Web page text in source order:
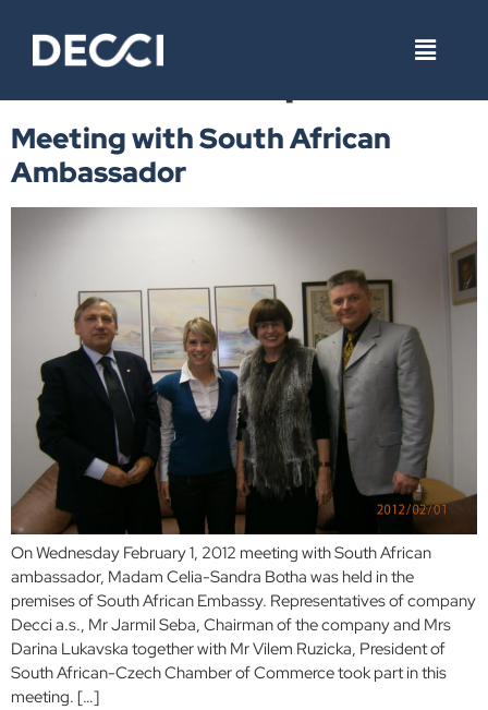
Tag:státní tendr v
Jihoafrické republice
Meeting with South African
Ambassador
On Wednesday February 1, 2012 meeting with South African
ambassador, Madam Celia-Sandra Botha was held in the
premises of South African Embassy. Representatives of company
Decci a.s., Mr Jarmil Seba, Chairman of the company and Mrs
Darina Lukavska together with Mr Vilem Ruzicka, President of
South African-Czech Chamber of Commerce took part in this
meeting. […]